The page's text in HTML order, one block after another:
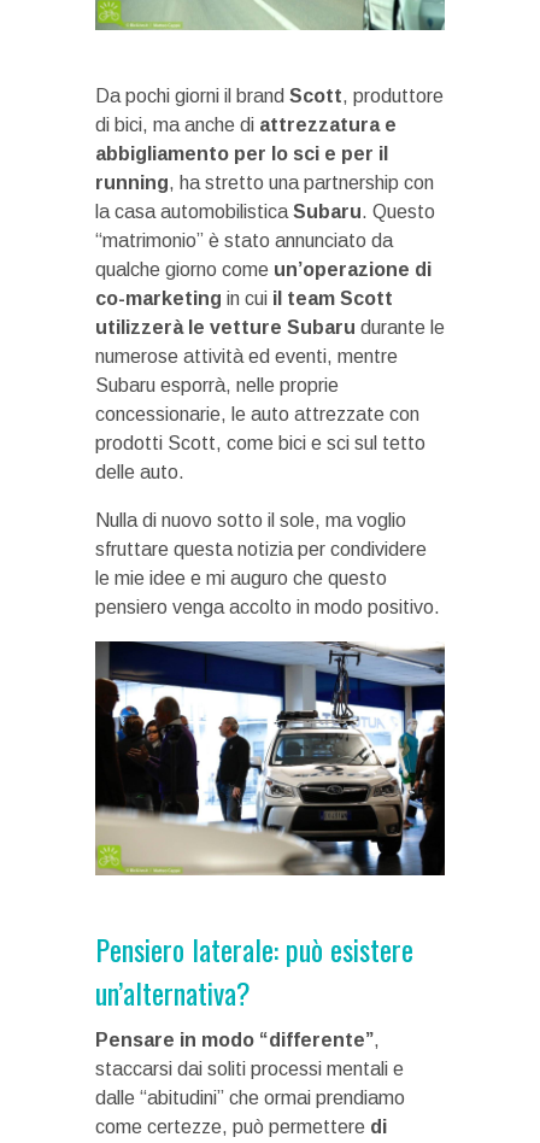
Da pochi giorni il brand Scott, produttore
di bici, ma anche di attrezzatura e
abbigliamento per lo sci e per il
running, ha stretto una partnership con
la casa automobilistica Subaru. Questo
“matrimonio” è stato annunciato da
qualche giorno come un’operazione di
co-marketing in cui il team Scott
utilizzerà le vetture Subaru durante le
numerose attività ed eventi, mentre
Subaru esporrà, nelle proprie
concessionarie, le auto attrezzate con
prodotti Scott, come bici e sci sul tetto
delle auto.
Nulla di nuovo sotto il sole, ma voglio
sfruttare questa notizia per condividere
le mie idee e mi auguro che questo
pensiero venga accolto in modo positivo.
Pensiero laterale: può esistere
un’alternativa?
Pensare in modo “differente”,
staccarsi dai soliti processi mentali e
dalle “abitudini” che ormai prendiamo
come certezze, può permettere di